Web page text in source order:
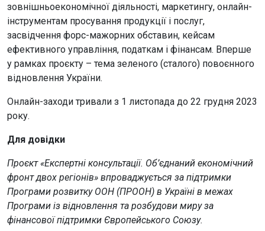
зовнішньоекономічної діяльності, маркетингу, онлайн-
інструментам просування продукції і послуг,
засвідчення форс-мажорних обставин, кейсам
ефективного управління, податкам і фінансам. Вперше
у рамках проєкту – тема зеленого (сталого) повоєнного
відновлення України.
Онлайн-заходи тривали з 1 листопада до 22 грудня 2023
року.
Для довідки
Проєкт «Експертні консультації. Об’єднаний економічний
фронт двох регіонів» впроваджується за підтримки
Програми розвитку ООН (ПРООН) в Україні в межах
Програми із відновлення та розбудови миру за
фінансової підтримки Європейського Союзу.